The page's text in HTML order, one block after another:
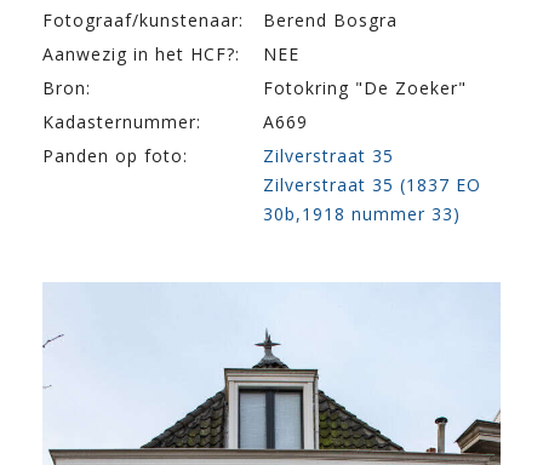
Fotograaf/kunstenaar:
Berend Bosgra
Aanwezig in het HCF?:
NEE
Bron:
Fotokring "De Zoeker"
Kadasternummer:
A669
Panden op foto:
Zilverstraat 35
Zilverstraat 35 (1837 EO
30b,1918 nummer 33)